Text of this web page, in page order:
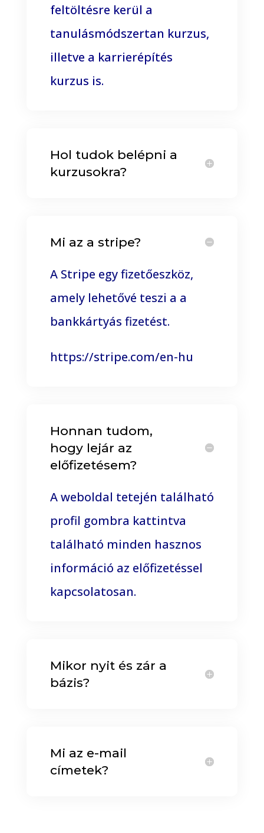
feltöltésre kerül a
tanulásmódszertan kurzus,
illetve a karrierépítés
kurzus is.
Hol tudok belépni a
kurzusokra?
Mi az a stripe?
A Stripe egy fizetőeszköz,
amely lehetővé teszi a a
bankkártyás fizetést.
https://stripe.com/en-hu
Honnan tudom,
hogy lejár az
előfizetésem?
A weboldal tetején található
profil gombra kattintva
található minden hasznos
információ az előfizetéssel
kapcsolatosan.
Mikor nyit és zár a
bázis?
Mi az e-mail
címetek?